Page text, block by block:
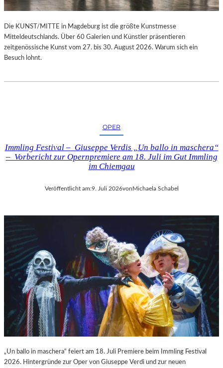
Die KUNST/MITTE in Magdeburg ist die größte Kunstmesse
Mitteldeutschlands. Über 60 Galerien und Künstler präsentieren
zeitgenössische Kunst vom 27. bis 30. August 2026. Warum sich ein
Besuch lohnt.
OPER
Immling Festival – Giuseppe Verdis „Un ballo in maschera“
– Vorbericht zur Opernpremiere am 18. Juli im Gut Immling
im Chiemgau
Veröffentlicht am:9. Juli 2026vonMichaela Schabel
„Un ballo in maschera“ feiert am 18. Juli Premiere beim Immling Festival
2026. Hintergründe zur Oper von Giuseppe Verdi und zur neuen